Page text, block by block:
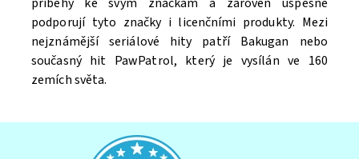
Souhlasím seZpracováním osobních údajů.
podporují tyto značky i licenčními produkty. Mezi
nejznámější seriálové hity patří Bakugan nebo
současný hit PawPatrol, který je vysílán ve 160
zemích světa.